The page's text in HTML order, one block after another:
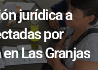
jurídica a
por
Las Granjas